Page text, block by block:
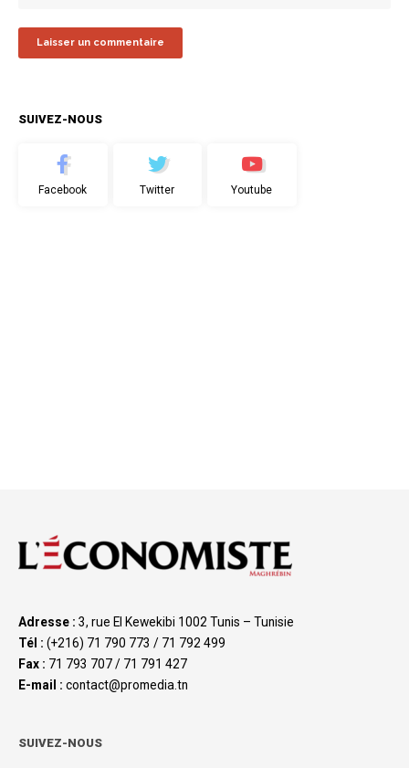
SUIVEZ-NOUS
Facebook Twitter Youtube
Adresse : 3, rue El Kewekibi 1002 Tunis – Tunisie
Tél : (+216) 71 790 773 / 71 792 499
Fax : 71 793 707 / 71 791 427
E-mail : contact@promedia.tn
SUIVEZ-NOUS